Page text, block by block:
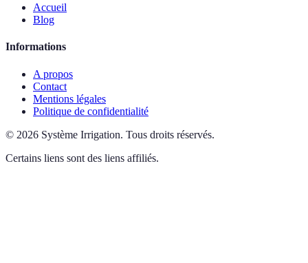
Accueil
Blog
Informations
A propos
Contact
Mentions légales
Politique de confidentialité
© 2026 Système Irrigation. Tous droits réservés.
Certains liens sont des liens affiliés.